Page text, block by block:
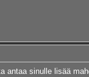
sinulle lisää